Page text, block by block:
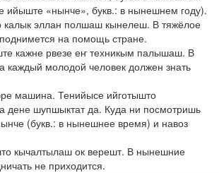
ийыште «нынче», букв.: в нынешнем году).
эллан полшаш кынелеш. В тяжёлое
на помощь стране.
кажне рвезе еҥ техникым палышаш. В
молодой человек должен знать
машина. Тенийысе ийготышто
дене шупшыктат да. Куда ни посмотришь
(букв.: в нынешнее время) и навоз
кычалтылаш ок верешт. В нынешние
не приходится.